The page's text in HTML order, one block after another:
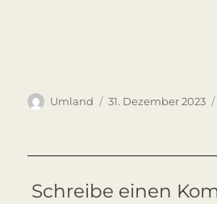
Autor
Umland
Veröffentlicht
31. Dezember 2023
Schreibe einen